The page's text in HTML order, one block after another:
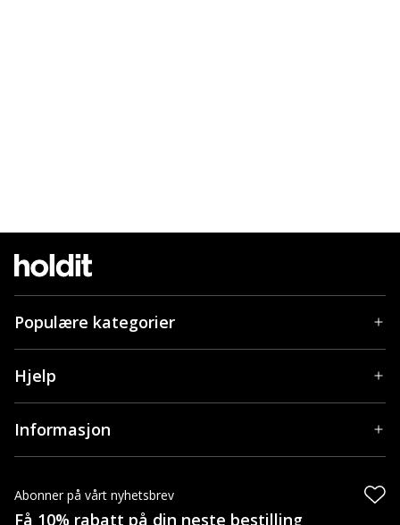
Populære kategorier
Hjelp
Informasjon
Abonner på vårt nyhetsbrev
Få 10% rabatt på din neste bestilling